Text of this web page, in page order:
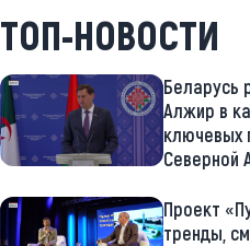
ТОП-НОВОСТИ
Беларусь
Алжир в
ключевых
Северной
Проект
тренды,